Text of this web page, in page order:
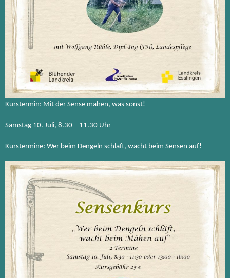
Kurstermin: Mit der Sense mähen, was sonst!
Samstag 10. Juli, 8.30 – 11.30 Uhr
Kurstermine: Wer beim Dengeln schläft, wacht beim Sensen auf!